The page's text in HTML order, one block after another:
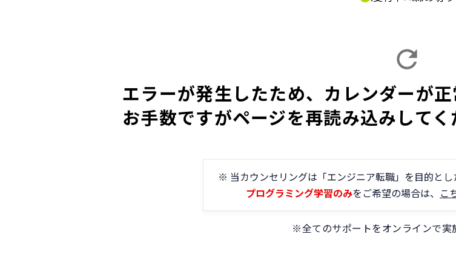
エラーが発生したため、カレンダーが正
お手数ですがページを再読み込みしてく
※ 当カウンセリングは「エンジニア転職」を目的とし
プログラミング学習のみをご希望の場合は、 こ
※全てのサポートをオンラインで実